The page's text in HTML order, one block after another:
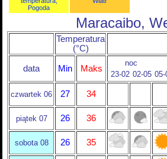
Pogoda
Maracaibo,
Temperatura
(°C)
data Min Maks
noc
23-02 02-05 05-
czwartek 06 27 34
piątek 07 26 36
sobota 08 26 35